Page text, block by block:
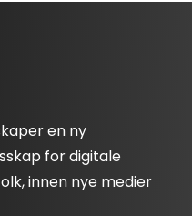
en ny
for digitale
innen nye medier